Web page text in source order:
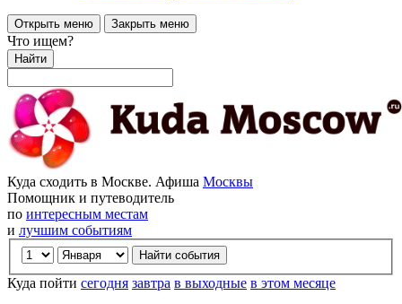
Открыть меню Закрыть меню
Что ищем?
Найти
Куда сходить в Москве. Афиша Москвы
Помощник и путеводитель
по интересным местам
и лучшим событиям
Куда пойти сегодня завтра в выходные в этом месяце